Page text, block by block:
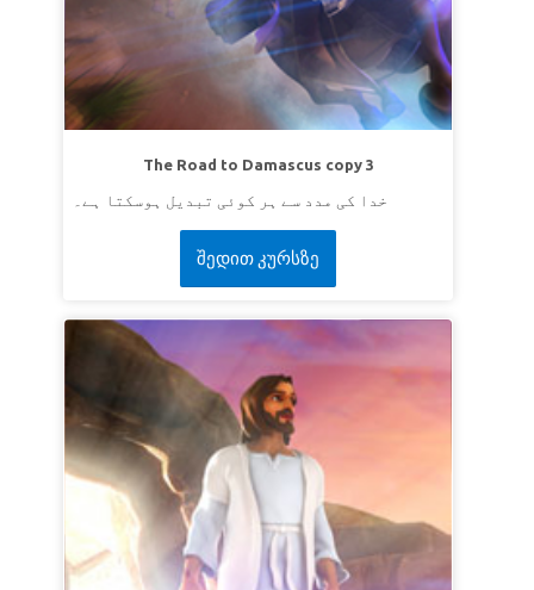
give you more descendants than can be
counted.”
ہماری سپر آیت ہے پیدائش 1:17-2 (cev):
LESSON 2: PUT GOD FIRST
سپر سچائی:
میں خدا کی تابعداری کرونگا چاہے
ایسا کرنا مشکل ہی کیوں نہ ہو۔
کوئی نقصان نہ پہنچا!'' ''کیونکہ اب میں جان گیا کہ تو
اکلوتا ہے مجھ سے دریغ نہ کیا۔''
Genesis 22:12 (EV)
LESSON 3: GOD PROVIDES
خدا مجھ سے پیارکرتا ہے اور اس نے خود
کو میری خاطر پیش کردیا۔
"کیونکہ خدا نے دنیا سے اتنا پیار کیا کہ اس نے
اپنا اکلوتا بیٹا عطا کیا ، تاکہ جو بھی اس پر ایمان لائے وہ
ہلاک نہ ہو بلکہ ہمیشہ کی زندگی پائے۔
یوحنا 3: 16
(این کے جے وی)
The Road to Damascus copy 3
خدا کی مدد سے ہر کوئی تبدیل ہوسکتا ہے۔
შედით კურსზე